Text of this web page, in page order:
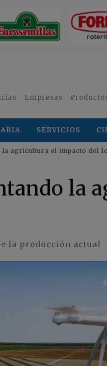
Empresas
SERVICIOS
agricultura el impacto del
la
la producción actual